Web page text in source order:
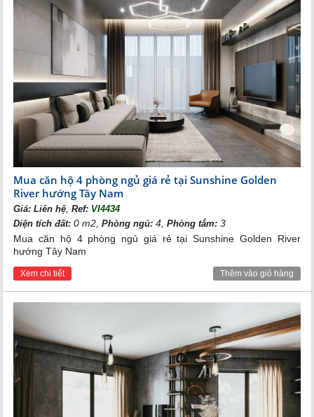
Mua căn hộ 4 phòng ngủ giá rẻ tại Sunshine Golden
River hướng Tây Nam
Giá:Liên hệ,Ref: VI4434
Diện tích đất: 0 m2,Phòng ngủ: 4,Phòng tắm: 3
Mua căn hộ 4 phòng ngủ giá rẻ tại Sunshine Golden River
hướng Tây Nam
Xem chi tiết Thêm vào giỏ hàng